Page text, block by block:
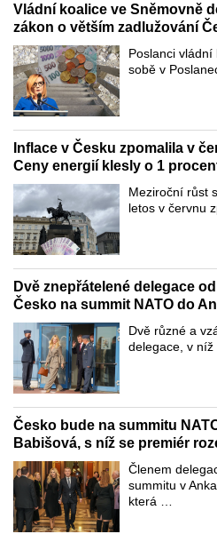
Vládní koalice ve Sněmovně
zákon o větším zadlužování
Poslanci vládní
sobě v
Inflace v Česku zpomalila v
Ceny energií klesly o 1
Meziroční růst
letos v červnu
Dvě znepřátelené delegace
Česko na summit NATO do
Dvě různé a
delegace, v níž
Česko bude na summitu
Babišová, s níž se premiér
Členem
summitu v
která …